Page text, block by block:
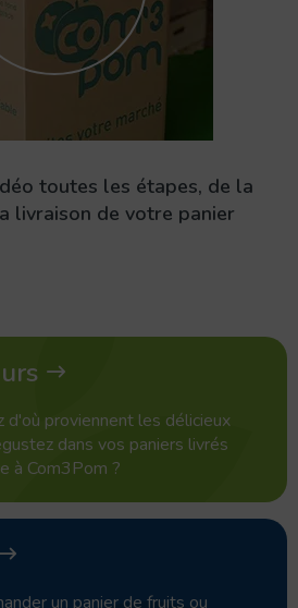
toutes les étapes, de la
livraison de votre panier
d'où proviennent les délicieux
dans vos paniers livrés
à Com3Pom ?
un panier de fruits ou